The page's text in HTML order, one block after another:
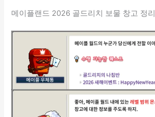
메이플랜드 2026 골드리치 보물 창고 정리